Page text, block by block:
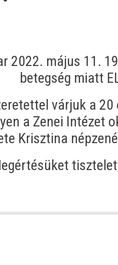
2022. május 11.
betegség miatt
várjuk a
a Zenei Intézet
Krisztina